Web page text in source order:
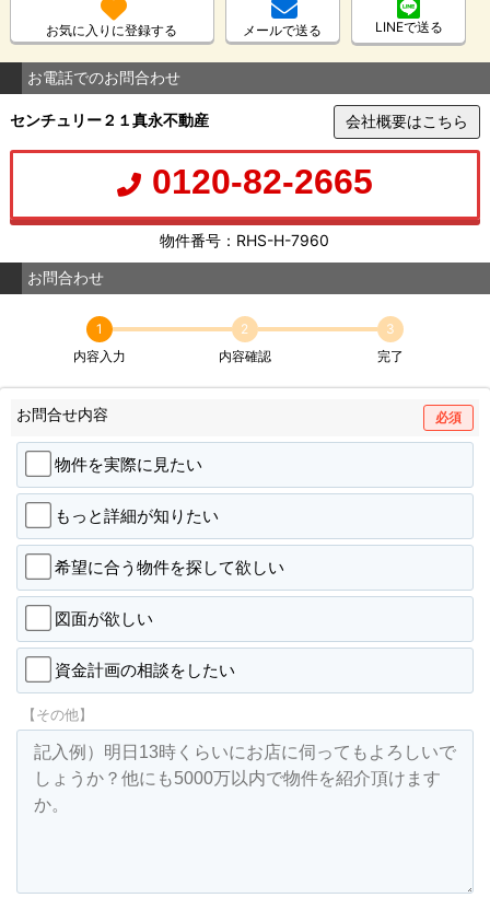
お気に入りに登録する メールで送る LINEで送る
お電話でのお問合わせ
センチュリー２１真永不動産 会社概要はこちら
0120-82-2665
物件番号：RHS-H-7960
お問合わせ
1
内容入力
2
内容確認
3
完了
お問合せ内容 必須
物件を実際に見たい
もっと詳細が知りたい
希望に合う物件を探して欲しい
図面が欲しい
資金計画の相談をしたい
【その他】